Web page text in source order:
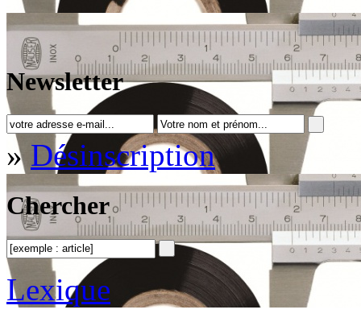
Newsletter
» Désinscription
Chercher
Lexique